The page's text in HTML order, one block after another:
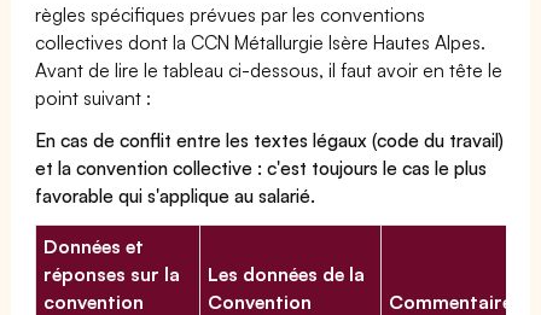
règles spécifiques prévues par les conventions
collectives dont la CCN Métallurgie Isère Hautes Alpes.
Avant de lire le tableau ci-dessous, il faut avoir en tête le
point suivant :
En cas de conflit entre les textes légaux (code du travail)
et la convention collective : c'est toujours le cas le plus
favorable qui s'applique au salarié.
Données et
réponses sur la
convention
Les données de la
Convention
Commentaires